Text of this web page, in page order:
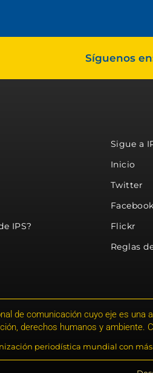
Síguenos
IPS?
Sigue a
Inicio
Twitter
Facebook
Flickr
Reglas
de comunicación cuyo eje es
derechos humanos y ambiente.
periodística mundial con